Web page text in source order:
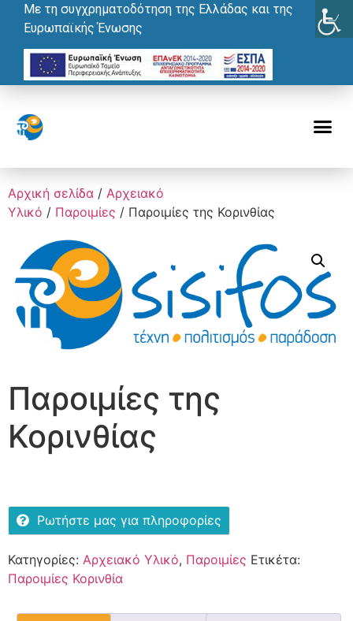
Με τη συγχρηματοδότηση της Ελλάδας και της
Ευρωπαϊκής Ένωσης
Αρχική σελίδα / Αρχειακό
Υλικό / Παροιμίες / Παροιμίες της Κορινθίας
Παροιμίες της
Κορινθίας
Ρωτήστε μας για πληροφορίες
Κατηγορίες: Αρχειακό Υλικό, Παροιμίες Ετικέτα:
Παροιμίες Κορινθία